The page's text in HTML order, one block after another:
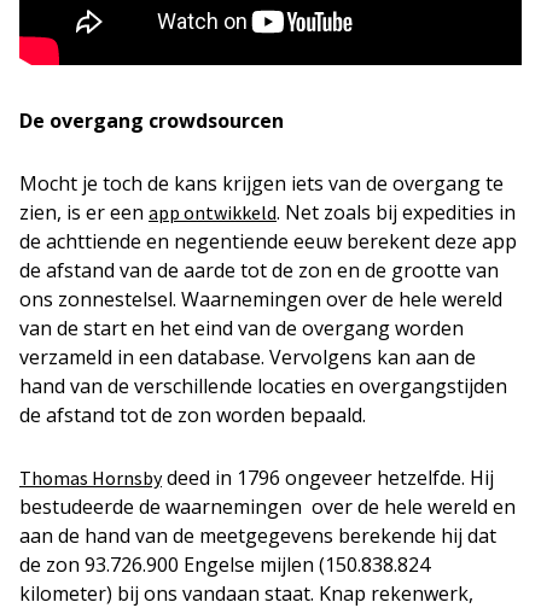
De overgang crowdsourcen
Mocht je toch de kans krijgen iets van de overgang te
zien, is er een app ontwikkeld. Net zoals bij expedities in
de achttiende en negentiende eeuw berekent deze app
de afstand van de aarde tot de zon en de grootte van
ons zonnestelsel. Waarnemingen over de hele wereld
van de start en het eind van de overgang worden
verzameld in een database. Vervolgens kan aan de
hand van de verschillende locaties en overgangstijden
de afstand tot de zon worden bepaald.
Thomas Hornsbydeed in 1796 ongeveer hetzelfde. Hij
bestudeerde de waarnemingen over de hele wereld en
aan de hand van de meetgegevens berekende hij dat
de zon 93.726.900 Engelse mijlen (150.838.824
kilometer) bij ons vandaan staat. Knap rekenwerk,